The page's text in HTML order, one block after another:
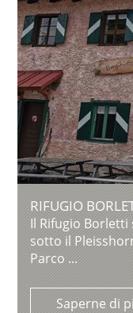
RIFUGIO
Il Rifugio
sotto il
Parco ...
Saperne di